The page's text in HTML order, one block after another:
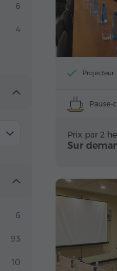
6
4
6
93
10
Projecteur
Pause-
Prix par 2
Sur